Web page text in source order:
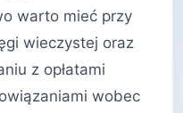
warto mieć przy
wieczystej oraz
z opłatami
wobec